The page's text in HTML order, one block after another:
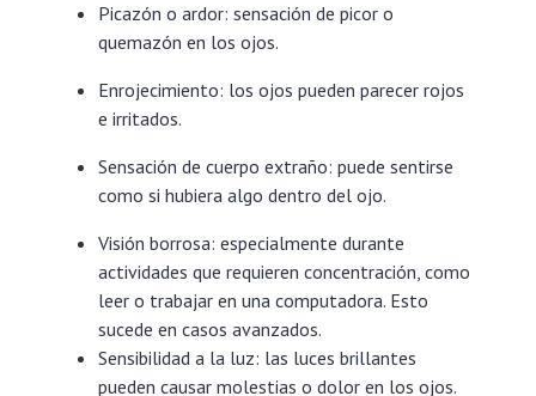
Picazón o ardor: sensación de picor o
quemazón en los ojos.
Enrojecimiento: los ojos pueden parecer rojos
e irritados.
Sensación de cuerpo extraño: puede sentirse
como si hubiera algo dentro del ojo.
Visión borrosa: especialmente durante
actividades que requieren concentración, como
leer o trabajar en una computadora. Esto
sucede en casos avanzados.
Sensibilidad a la luz: las luces brillantes
pueden causar molestias o dolor en los ojos.